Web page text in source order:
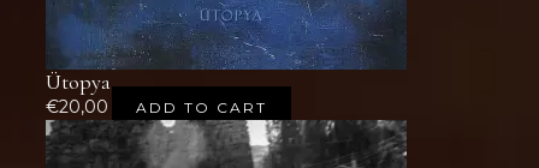
Ütopya
€20,00 ADD TO CART